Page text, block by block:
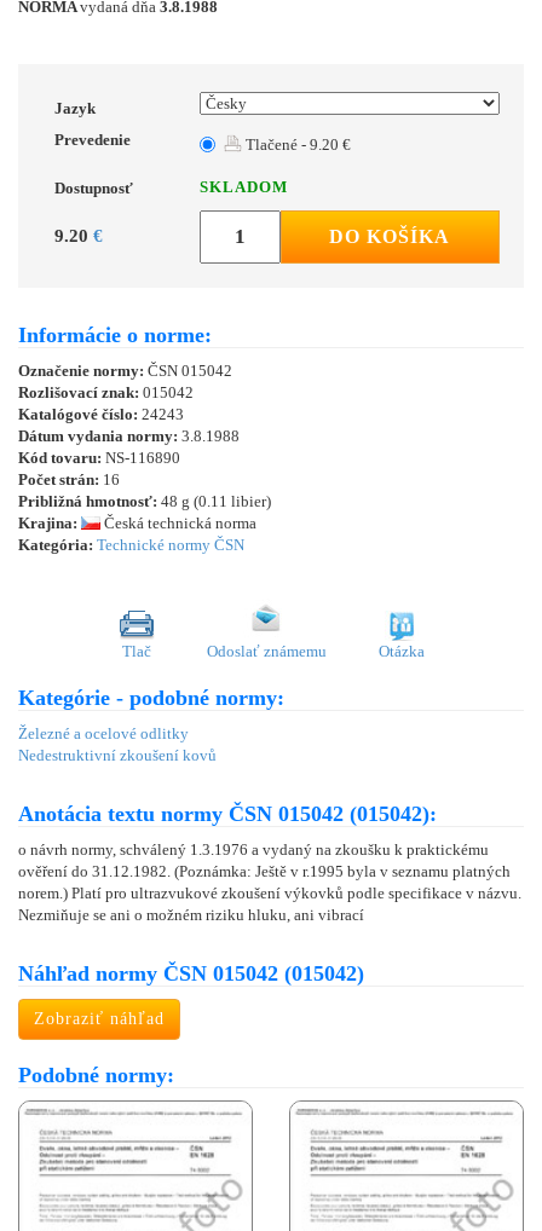
NORMAvydaná dňa 3.8.1988
Jazyk
Prevedenie
Tlačené - 9.20 €
Dostupnosť SKLADOM
9.20 € DO KOŠÍKA
Informácie o norme:
Označenie normy: ČSN 015042
Rozlišovací znak: 015042
Katalógové číslo: 24243
Dátum vydania normy: 3.8.1988
Kód tovaru: NS-116890
Počet strán: 16
Približná hmotnosť: 48 g (0.11 libier)
Krajina:
Česká technická norma
Kategória: Technické normy ČSN
Tlač Odoslať známemu Otázka
Kategórie - podobné normy:
Železné a ocelové odlitky
Nedestruktivní zkoušení kovů
Anotácia textu normy ČSN 015042 (015042):
o návrh normy, schválený 1.3.1976 a vydaný na zkoušku k praktickému
ověření do 31.12.1982. (Poznámka: Ještě v r.1995 byla v seznamu platných
norem.) Platí pro ultrazvukové zkoušení výkovků podle specifikace v názvu.
Nezmiňuje se ani o možném riziku hluku, ani vibrací
Náhľad normy ČSN 015042 (015042)
Zobraziť náhľad
Podobné normy: